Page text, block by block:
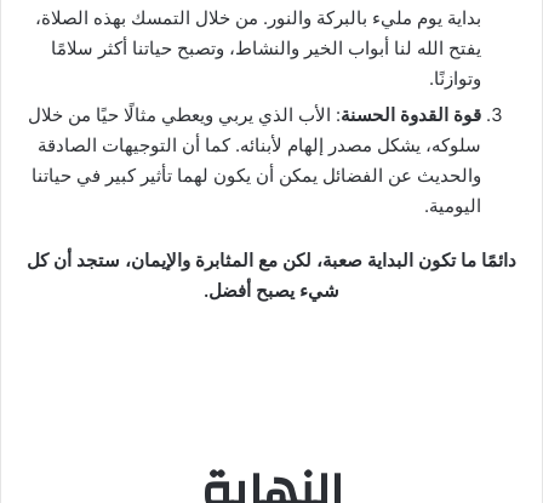
بداية يوم مليء بالبركة والنور. من خلال التمسك بهذه الصلاة،
يفتح الله لنا أبواب الخير والنشاط، وتصبح حياتنا أكثر سلامًا
وتوازنًا.
قوة القدوة الحسنة: الأب الذي يربي ويعطي مثالًا حيًا من خلال
سلوكه، يشكل مصدر إلهام لأبنائه. كما أن التوجيهات الصادقة
والحديث عن الفضائل يمكن أن يكون لهما تأثير كبير في حياتنا
اليومية.
دائمًا ما تكون البداية صعبة، لكن مع المثابرة والإيمان، ستجد أن كل
شيء يصبح أفضل.